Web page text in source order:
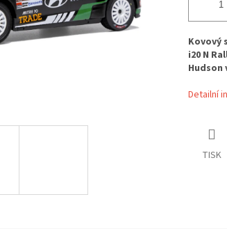
Kovový
i20 N
Hudson
Detailní
TISK